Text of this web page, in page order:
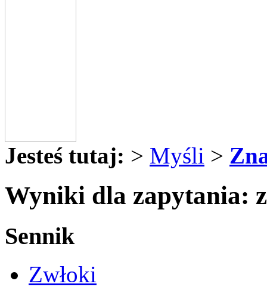
Jesteś tutaj: > Myśli >
Wyniki dla zapytania:
Sennik
Zwłoki